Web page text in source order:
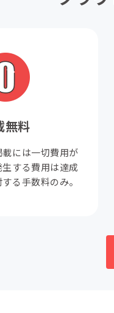
無料
には一切費用が
する費用は達成
る手数料のみ。